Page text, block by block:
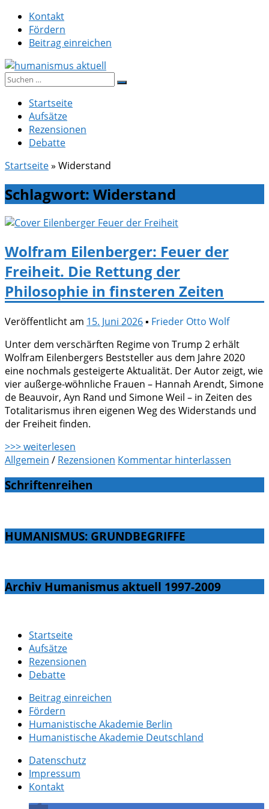
Zum
Inhalt
springen
Kontakt
Fördern
Beitrag einreichen
humanismus aktuell
Suche
Startseite
Aufsätze
Rezensionen
Debatte
Startseite» Widerstand
Schlagwort: Widerstand
Wolfram Eilenberger: Feuer der
Freiheit. Die Rettung der
Philosophie in finsteren Zeiten
Veröffentlicht am 15. Juni 2026▪ Frieder Otto Wolf
Unter dem verschärften Regime von Trump 2 erhält
Wolfram Eilenbergers Beststeller aus dem Jahre 2020
eine nochmals gesteigerte Aktualität. Der Autor zeigt, wie
vier außerge-wöhnliche Frauen – Hannah Arendt, Simone
de Beauvoir, Ayn Rand und Simone Weil – in Zeiten des
Totalitarismus ihren eigenen Weg des Widerstands und
der Freiheit finden.
>>> weiterlesen
Allgemein / Rezensionen Kommentar hinterlassen
Schriftenreihen
HUMANISMUS: GRUNDBEGRIFFE
Archiv Humanismus aktuell 1997-2009
Startseite
Aufsätze
Rezensionen
Debatte
Beitrag einreichen
Fördern
Humanistische Akademie Berlin
Humanistische Akademie Deutschland
Datenschutz
Impressum
Kontakt